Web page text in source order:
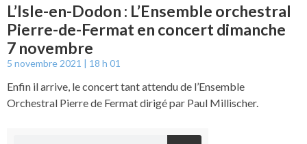
L’Isle-en-Dodon : L’Ensemble orchestral
Pierre-de-Fermat en concert dimanche
7 novembre
5 novembre 2021 18 h 01
Enfin il arrive, le concert tant attendu de l’Ensemble
Orchestral Pierre de Fermat dirigé par Paul Millischer.